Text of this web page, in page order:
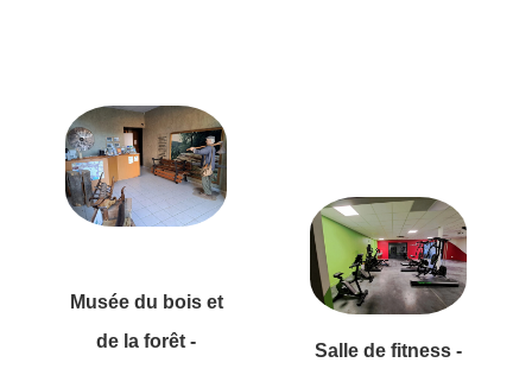
Musée du bois et
de la forêt -
Salle de fitness -